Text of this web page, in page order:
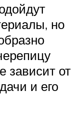
но
зависит от
и его